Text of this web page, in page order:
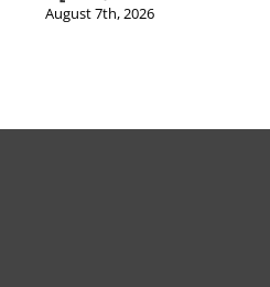
August 7th, 2026